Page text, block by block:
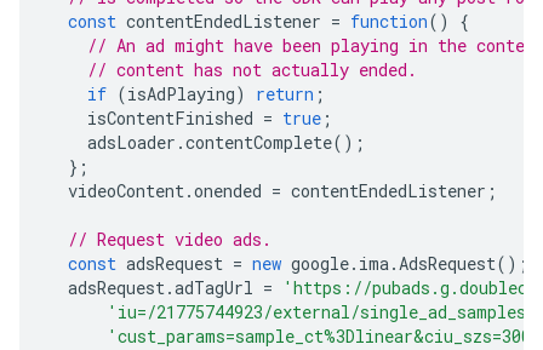
const contentEndedListener = function()
{
// An ad might have been playing in the
// content has not actually ended.
if (isAdPlaying) return ;
isContentFinished = true ;
adsLoader .contentComplete();
};
videoContent.onended = contentEndedListener ;
// Request video ads.
const adsRequest = new google. ima.AdsRequest();
adsRequest.adTagUrl =
'https://
'iu=/21775744923/external/